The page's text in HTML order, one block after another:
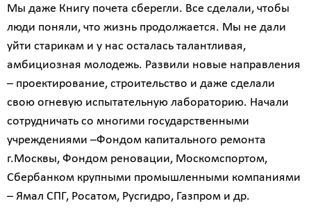
Мы даже Книгу почета сберегли. Все сделали, чтобы
люди поняли, что жизнь продолжается. Мы не дали
уйти старикам и у нас осталась талантливая,
амбициозная молодежь. Развили новые направления
– проектирование, строительство и даже сделали
свою огневую испытательную лабораторию. Начали
сотрудничать со многими государственными
учреждениями –Фондом капитального ремонта
г.Москвы, Фондом реновации, Москомспортом,
Сбербанком крупными промышленными компаниями
– Ямал СПГ, Росатом, Русгидро, Газпром и др.